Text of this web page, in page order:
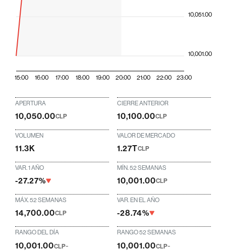
15:00 16:00 17:00 18:00 19:00 20:00 21:00 22:00 23:00
10,001.00
10,051.00
APERTURA
10,050.00CLP
CIERRE ANTERIOR
10,100.00CLP
VOLUMEN
11.3K
VALOR DE MERCADO
1.27TCLP
VAR. 1 AÑO
-27.27%
MÍN. 52 SEMANAS
10,001.00CLP
MÁX. 52 SEMANAS
14,700.00CLP
VAR. EN EL AÑO
-28.74%
RANGO DEL DÍA
10,001.00CLP-
RANGO 52 SEMANAS
10,001.00CLP-